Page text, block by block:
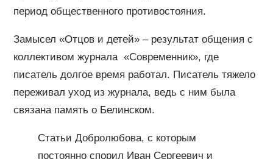
период общественного противостояния.
Замысел «Отцов и детей» – результат общения с
коллективом журнала «Современник», где
писатель долгое время работал. Писатель тяжело
переживал уход из журнала, ведь с ним была
связана память о Белинском.
Статьи Добролюбова, с которым
постоянно спорил Иван Сергеевич и